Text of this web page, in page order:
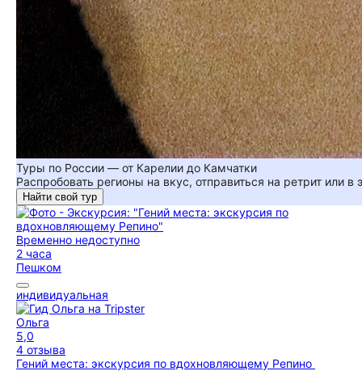
Туры по России — от Карелии до Камчатки
Распробовать регионы на вкус, отправиться на ретрит или в
Найти свой тур
Временно недоступно
2 часа
Пешком
индивидуальная
Ольга
5,0
4 отзыва
Гений места: экскурсия по вдохновляющему Репино